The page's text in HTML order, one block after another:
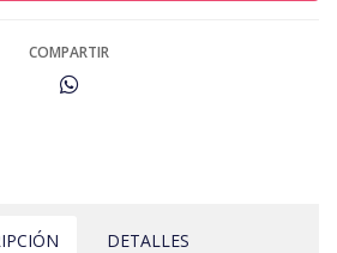
COMPARTIR
DETALLES